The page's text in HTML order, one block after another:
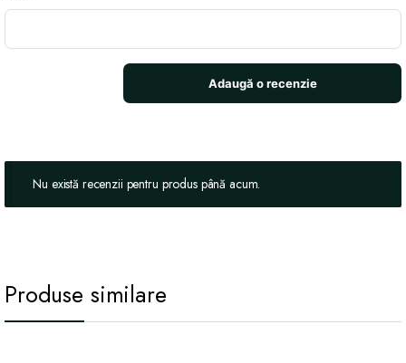
Nu există recenzii pentru produs până acum.
Produse similare